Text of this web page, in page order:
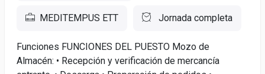
MEDITEMPUS ETT Jornada completa
Funciones FUNCIONES DEL PUESTO Mozo de
Almacén: • Recepción y verificación de mercancía